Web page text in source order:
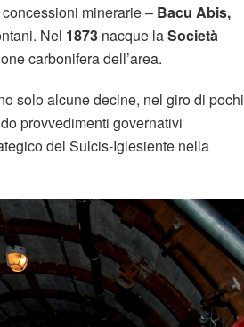
minerarie – Bacu Abis,
Nel 1873 nacque laSocietà
carbonifera dell’area.
solo alcune decine, nel giro di pochi
provvedimenti governativi
del Sulcis-Iglesiente nella